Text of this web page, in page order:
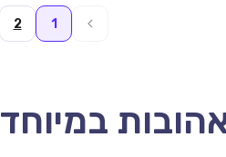
1
2
במיוחד